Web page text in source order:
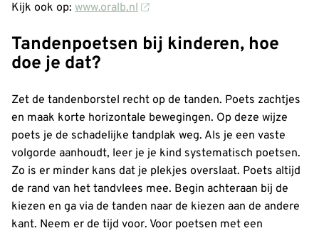
Kijk ook op: www.oralb.nl
Tandenpoetsen bij kinderen, hoe
doe je dat?
Zet de tandenborstel recht op de tanden. Poets zachtjes
en maak korte horizontale bewegingen. Op deze wijze
poets je de schadelijke tandplak weg. Als je een vaste
volgorde aanhoudt, leer je je kind systematisch poetsen.
Zo is er minder kans dat je plekjes overslaat. Poets altijd
de rand van het tandvlees mee. Begin achteraan bij de
kiezen en ga via de tanden naar de kiezen aan de andere
kant. Neem er de tijd voor. Voor poetsen met een